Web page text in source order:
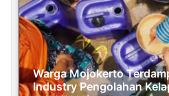
Warga Mojokerto
Industry Pengolahan